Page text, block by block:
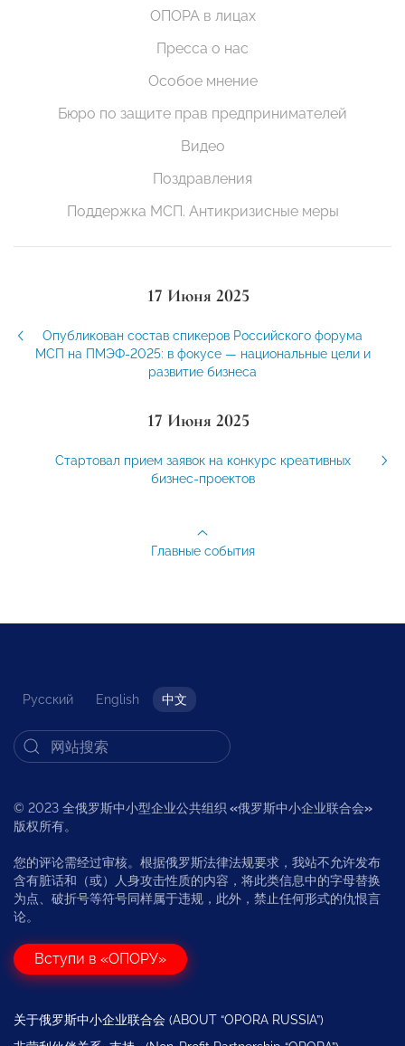
ОПОРА в лицах
Пресса о нас
Особое мнение
Бюро по защите прав предпринимателей
Видео
Поздравления
Поддержка МСП. Антикризисные меры
17 Июня 2025
Опубликован состав спикеров Российского форума
МСП на ПМЭФ-2025: в фокусе — национальные цели и
развитие бизнеса
17 Июня 2025
Стартовал прием заявок на конкурс креативных
бизнес-проектов
Главные события
Русский English 中文
© 2023 全俄罗斯中小型企业公共组织 «俄罗斯中小企业联合会»
版权所有。
您的评论需经过审核。根据俄罗斯法律法规要求，我站不允许发布
含有脏话和（或）人身攻击性质的内容，将此类信息中的字母替换
为点、破折号等符号同样属于违规，此外，禁止任何形式的仇恨言
论。
Вступи в «ОПОРУ»
关于俄罗斯中小企业联合会 (ABOUT “OPORA RUSSIA”)